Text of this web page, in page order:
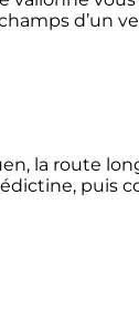
d’un
la route
puis